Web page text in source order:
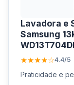
Lavadora e
Samsung
★★★★☆4.4/5
Praticidade e